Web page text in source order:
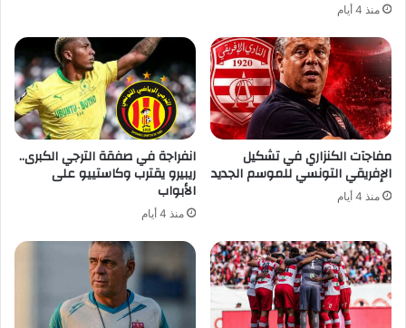
منذ 4 أيام
مفاجآت الكنزاري في تشكيل
الإفريقي التونسي للموسم الجديد
منذ 4 أيام
انفراجة في صفقة الترجي الكبرى..
ريبيرو يقترب وكاستييو على
الأبواب
منذ 4 أيام